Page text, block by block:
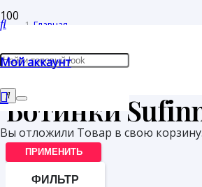
Мой аккаунт
Вы отложили Товар в свою корзину.
Главная
Товары с меткой “Ботинки Sufinna”
Ботинки
ПРИМЕНИТЬ
ФИЛЬТР